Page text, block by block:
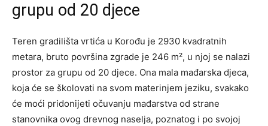
grupu od 20 djece
Teren gradilišta vrtića u Korođu je 2930 kvadratnih
metara, bruto površina zgrade je 246 m², u njoj se nalazi
prostor za grupu od 20 djece. Ona mala mađarska djeca,
koja će se školovati na svom materinjem jeziku, svakako
će moći pridonijeti očuvanju mađarstva od strane
stanovnika ovog drevnog naselja, poznatog i po svojoj